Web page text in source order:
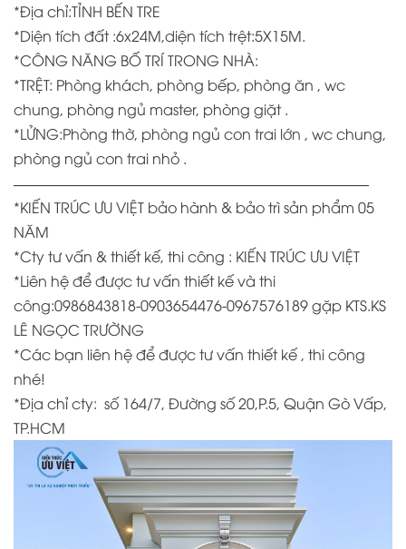
*Địa chỉ:TỈNH BẾN TRE
*Diện tích đất :6x24M,diện tích trệt:5X15M.
*CÔNG NĂNG BỐ TRÍ TRONG NHÀ:
*TRỆT: Phòng khách, phòng bếp, phòng ăn , wc
chung, phòng ngủ master, phòng giặt .
*LỬNG:Phòng thờ, phòng ngủ con trai lớn , wc chung,
phòng ngủ con trai nhỏ .
————————————————————————–
*KIẾN TRÚC ƯU VIỆT bảo hành & bảo trì sản phẩm 05
NĂM
*Cty tư vấn & thiết kế, thi công : KIẾN TRÚC ƯU VIỆT
*Liên hệ để được tư vấn thiết kế và thi
công:0986843818-0903654476-0967576189 gặp KTS.KS
LÊ NGỌC TRƯỜNG
*Các bạn liên hệ để được tư vấn thiết kế , thi công
nhé!
*Địa chỉ cty: số 164/7, Đường số 20,P.5, Quận Gò Vấp,
TP.HCM